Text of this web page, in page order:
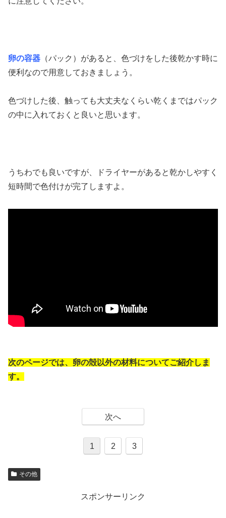
卵の容器 （パック）があると、色づけをした後乾かす時に
便利なので用意しておきましょう。
色づけした後、触っても大丈夫なくらい乾くまではパック
の中に入れておくと良いと思います。
うちわでも良いですが、ドライヤーがあると乾かしやすく
短時間で色付けが完了しますよ。
次のページでは、卵の殻以外の材料についてご紹介しま
す。
次へ
1 2 3
その他
スポンサーリンク